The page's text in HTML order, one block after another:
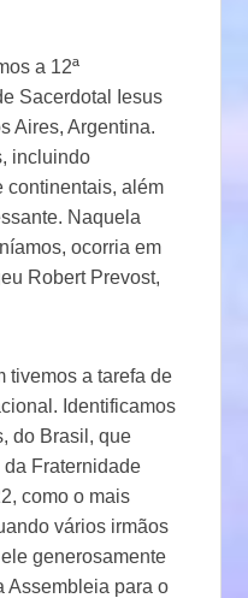
a 12ª
Sacerdotal Iesus
Aires, Argentina.
incluindo
continentais, além
Naquela
ocorria em
Robert Prevost,
tivemos a tarefa de
Identificamos
do Brasil, que
Fraternidade
como o mais
vários irmãos
generosamente
Assembleia para o